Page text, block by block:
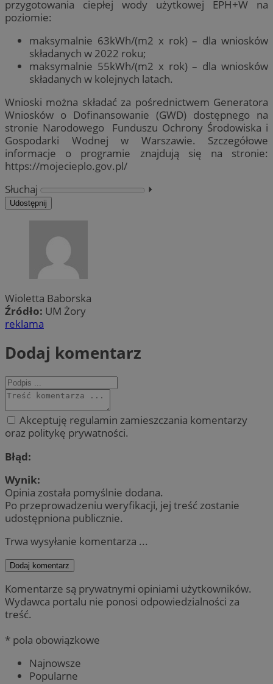
przygotowania ciepłej wody użytkowej EPH+W na
poziomie:
maksymalnie 63kWh/(m2 x rok) – dla wniosków
składanych w 2022 roku;
maksymalnie 55kWh/(m2 x rok) – dla wniosków
składanych w kolejnych latach.
Wnioski można składać za pośrednictwem Generatora
Wniosków o Dofinansowanie (GWD) dostępnego na
stronie Narodowego Funduszu Ochrony Środowiska i
Gospodarki Wodnej w Warszawie. Szczegółowe
informacje o programie znajdują się na stronie:
https://mojecieplo.gov.pl/
Słuchaj
⏵︎
Udostępnij
Wioletta Baborska
Źródło: UM Żory
reklama
Dodaj komentarz
Akceptuję regulamin zamieszczania komentarzy
oraz politykę prywatności.
Błąd:
Wynik:
Opinia została pomyślnie dodana.
Po przeprowadzeniu weryfikacji, jej treść zostanie
udostępniona publicznie.
Trwa wysyłanie komentarza ...
Dodaj komentarz
Komentarze są prywatnymi opiniami użytkowników.
Wydawca portalu nie ponosi odpowiedzialności za
treść.
* pola obowiązkowe
Najnowsze
Popularne